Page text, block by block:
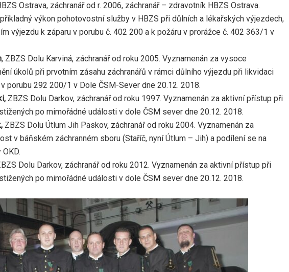
Ostrava, záchranář od r. 2006, záchranář – zdravotník HBZS Ostrava.
výkon pohotovostní služby v HBZS při důlních a lékařských výjezdech,
výjezdu k záparu v porubu č. 402 200 a k požáru v prorážce č. 402 363/1 v
, ZBZS Dolu Karviná, záchranář od roku 2005. Vyznamenán za vysoce
úkolů při prvotním zásahu záchranářů v rámci důlního výjezdu při likvidaci
porubu 292 200/1 v Dole ČSM-Sever dne 20.12. 2018.
ZBZS Dolu Darkov, záchranář od roku 1997. Vyznamenán za aktivní přístup při
po mimořádné události v dole ČSM sever dne 20.12. 2018.
ZBZS Dolu Útlum Jih Paskov, záchranář od roku 2004. Vyznamenán za
v báňském záchranném sboru (Staříč, nyní Útlum – Jih) a podílení se na
Dolu Darkov, záchranář od roku 2012. Vyznamenán za aktivní přístup při
po mimořádné události v dole ČSM sever dne 20.12. 2018.